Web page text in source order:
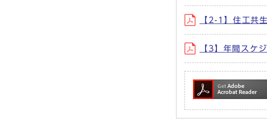
【2-1】住工共
【3】年間スケ